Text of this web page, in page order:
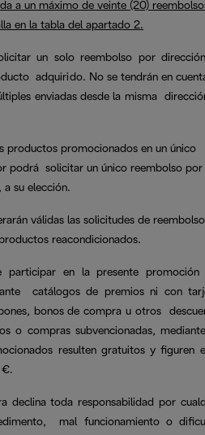
a un máximo de veinte (20)
en la tabla del apartado 2.
un solo reembolso por
adquirido. No se tendrán en
enviadas desde la misma
productos promocionados en un único
podrá solicitar un único reembolso por
su elección.
válidas las solicitudes de reembolso
reacondicionados.
participar en la presente promoción
catálogos de premios ni con
bonos de compra u otros
o compras subvencionadas,
resulten gratuitos y figuren
€.
declina toda responsabilidad por
mal funcionamiento o